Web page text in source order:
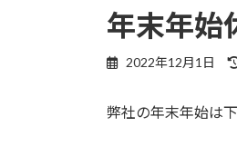
年末年始
2022年12月1日
弊社の年末年始は